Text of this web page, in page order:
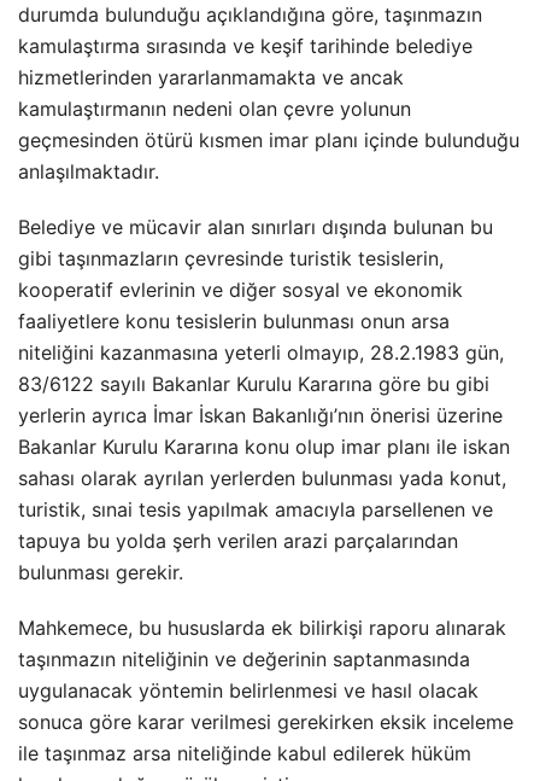
durumda bulunduğu açıklandığına göre, taşınmazın
kamulaştırma sırasında ve keşif tarihinde belediye
hizmetlerinden yararlanmamakta ve ancak
kamulaştırmanın nedeni olan çevre yolunun
geçmesinden ötürü kısmen imar planı içinde bulunduğu
anlaşılmaktadır.
Belediye ve mücavir alan sınırları dışında bulunan bu
gibi taşınmazların çevresinde turistik tesislerin,
kooperatif evlerinin ve diğer sosyal ve ekonomik
faaliyetlere konu tesislerin bulunması onun arsa
niteliğini kazanmasına yeterli olmayıp, 28.2.1983 gün,
83/6122 sayılı Bakanlar Kurulu Kararına göre bu gibi
yerlerin ayrıca İmar İskan Bakanlığı’nın önerisi üzerine
Bakanlar Kurulu Kararına konu olup imar planı ile iskan
sahası olarak ayrılan yerlerden bulunması yada konut,
turistik, sınai tesis yapılmak amacıyla parsellenen ve
tapuya bu yolda şerh verilen arazi parçalarından
bulunması gerekir.
Mahkemece, bu hususlarda ek bilirkişi raporu alınarak
taşınmazın niteliğinin ve değerinin saptanmasında
uygulanacak yöntemin belirlenmesi ve hasıl olacak
sonuca göre karar verilmesi gerekirken eksik inceleme
ile taşınmaz arsa niteliğinde kabul edilerek hüküm